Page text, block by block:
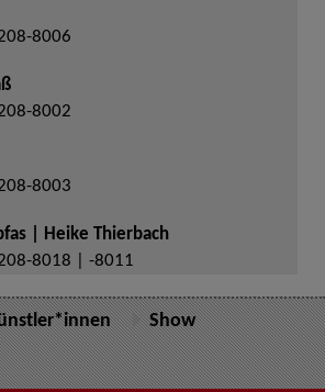
8006
8002
8003
| Heike Thierbach
8018 | -8011
Show